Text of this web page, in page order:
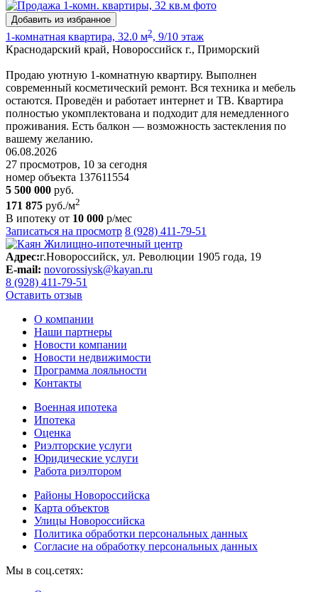
Добавить из избранное
1-комнатная квартира, 32.0 м2, 9/10 этаж
Краснодарский край, Новороссийск г., Приморский
Продаю уютную 1-комнатную квартиру. Выполнен
современный косметический ремонт. Вся техника и мебель
остаются. Проведён и работает интернет и ТВ. Квартира
полностью укомплектована и подходит для немедленного
проживания. Есть балкон — возможность застекления по
вашему желанию.
06.08.2026
27 просмотров, 10 за сегодня
номер объекта 137611554
5 500 000 руб.
171 875 руб./м2
В ипотеку от 10 000 р/мес
Записаться на просмотр 8 (928) 411-79-51
Адрес:г.Новороссийск, ул. Революции 1905 года, 19
E-mail: novorossiysk@kayan.ru
8 (928) 411-79-51
Оставить отзыв
О компании
Наши партнеры
Новости компании
Новости недвижимости
Программа лояльности
Контакты
Военная ипотека
Ипотека
Оценка
Риэлторские услуги
Юридические услуги
Работа риэлтором
Районы Новороссийска
Карта объектов
Улицы Новороссийска
Политика обработки персональных данных
Согласие на обработку персональных данных
Мы в соц.сетях: